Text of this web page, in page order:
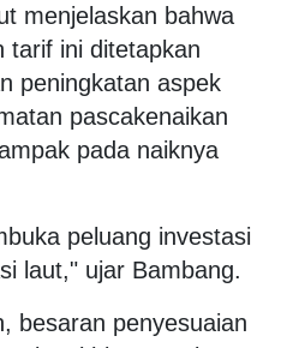
menjelaskan bahwa
tarif ini ditetapkan
peningkatan aspek
pascakenaikan
pada naiknya
peluang investasi
laut," ujar Bambang.
besaran penyesuaian